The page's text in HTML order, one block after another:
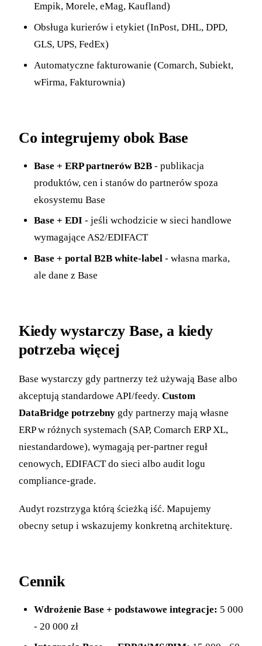
Empik, Morele, eMag, Kaufland)
Obsługa kurierów i etykiet (InPost, DHL, DPD,
GLS, UPS, FedEx)
Automatyczne fakturowanie (Comarch, Subiekt,
wFirma, Fakturownia)
Co integrujemy obok Base
Base + ERP partnerów B2B- publikacja
produktów, cen i stanów do partnerów spoza
ekosystemu Base
Base + EDI - jeśli wchodzicie w sieci handlowe
wymagające AS2/EDIFACT
Base + portal B2B white-label- własna marka,
ale dane z Base
Kiedy wystarczy Base, a kiedy
potrzeba więcej
Base wystarczy gdy partnerzy też używają Base albo
akceptują standardowe API/feedy. Custom
DataBridge potrzebny gdy partnerzy mają własne
ERP w różnych systemach (SAP, Comarch ERP XL,
niestandardowe), wymagają per-partner reguł
cenowych, EDIFACT do sieci albo audit logu
compliance-grade.
Audyt rozstrzyga którą ścieżką iść. Mapujemy
obecny setup i wskazujemy konkretną architekturę.
Cennik
Wdrożenie Base + podstawowe integracje: 5 000
- 20 000 zł